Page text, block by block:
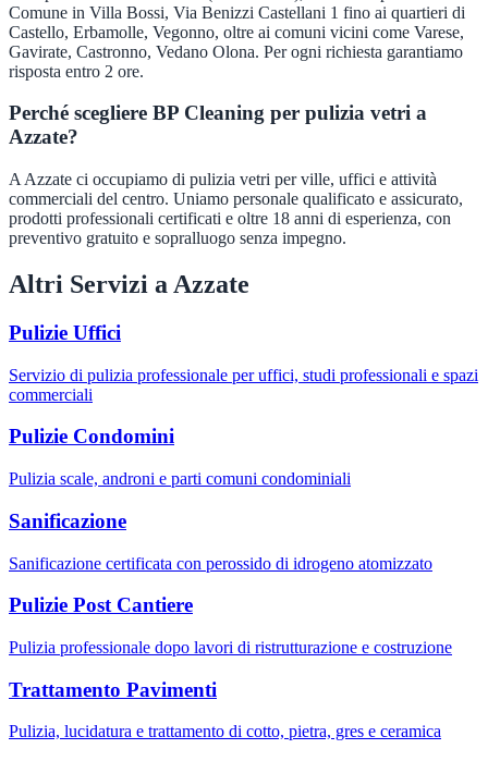
Comune in Villa Bossi, Via Benizzi Castellani 1 fino ai quartieri di
Castello, Erbamolle, Vegonno, oltre ai comuni vicini come Varese,
Gavirate, Castronno, Vedano Olona. Per ogni richiesta garantiamo
risposta entro 2 ore.
Perché scegliere BP Cleaning per pulizia vetri a
Azzate?
A Azzate ci occupiamo di pulizia vetri per ville, uffici e attività
commerciali del centro. Uniamo personale qualificato e assicurato,
prodotti professionali certificati e oltre 18 anni di esperienza, con
preventivo gratuito e sopralluogo senza impegno.
Altri Servizi a Azzate
Pulizie Uffici
Servizio di pulizia professionale per uffici, studi professionali e spazi
commerciali
Pulizie Condomini
Pulizia scale, androni e parti comuni condominiali
Sanificazione
Sanificazione certificata con perossido di idrogeno atomizzato
Pulizie Post Cantiere
Pulizia professionale dopo lavori di ristrutturazione e costruzione
Trattamento Pavimenti
Pulizia, lucidatura e trattamento di cotto, pietra, gres e ceramica